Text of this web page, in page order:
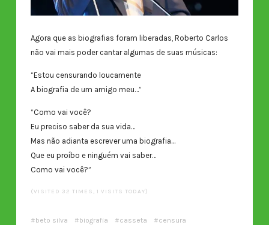
Agora que as biografias foram liberadas, Roberto Carlos
não vai mais poder cantar algumas de suas músicas:
“Estou censurando loucamente
A biografia de um amigo meu…”
“Como vai você?
Eu preciso saber da sua vida…
Mas não adianta escrever uma biografia…
Que eu proíbo e ninguém vai saber…
Como vai você?”
(VISITED 32 TIMES, 1 VISITS TODAY)
beto silva biografia casseta
censura